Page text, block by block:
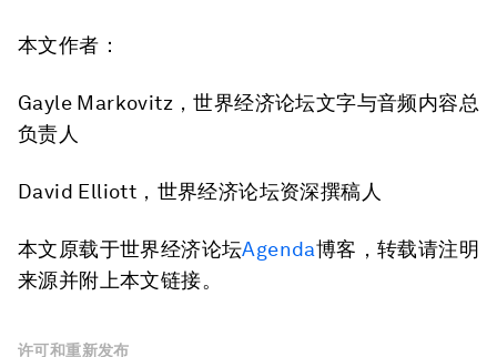
本文作者：
Gayle Markovitz，世界经济论坛文字与音频内容总
负责人
David Elliott，世界经济论坛资深撰稿人
本文原载于世界经济论坛Agenda博客，转载请注明
来源并附上本文链接。
许可和重新发布